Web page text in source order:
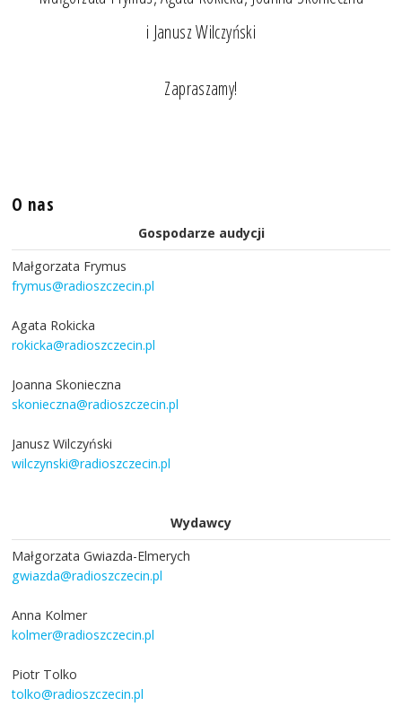
i Janusz Wilczyński
Zapraszamy!
O nas
Gospodarze audycji
Małgorzata Frymus
frymus@radioszczecin.pl
Agata Rokicka
rokicka@radioszczecin.pl
Joanna Skonieczna
skonieczna@radioszczecin.pl
Janusz Wilczyński
wilczynski@radioszczecin.pl
Wydawcy
Małgorzata Gwiazda-Elmerych
gwiazda@radioszczecin.pl
Anna Kolmer
kolmer@radioszczecin.pl
Piotr Tolko
tolko@radioszczecin.pl